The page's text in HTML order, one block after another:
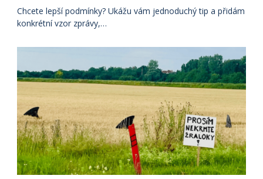
Chcete lepší podmínky? Ukážu vám jednoduchý tip a přidám
konkrétní vzor zprávy,…